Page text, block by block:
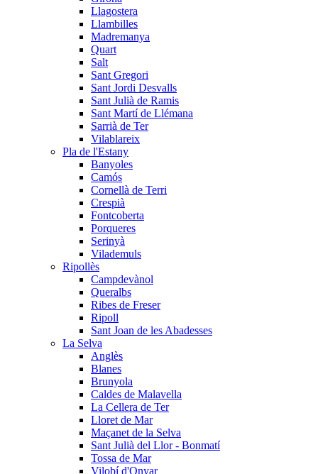
Llagostera
Llambilles
Madremanya
Quart
Salt
Sant Gregori
Sant Jordi Desvalls
Sant Julià de Ramis
Sant Martí de Llémana
Sarrià de Ter
Vilablareix
Pla de l'Estany
Banyoles
Camós
Cornellà de Terri
Crespià
Fontcoberta
Porqueres
Serinyà
Vilademuls
Ripollès
Campdevànol
Queralbs
Ribes de Freser
Ripoll
Sant Joan de les Abadesses
La Selva
Anglès
Blanes
Brunyola
Caldes de Malavella
La Cellera de Ter
Lloret de Mar
Maçanet de la Selva
Sant Julià del Llor - Bonmatí
Tossa de Mar
Vilobí d'Onyar